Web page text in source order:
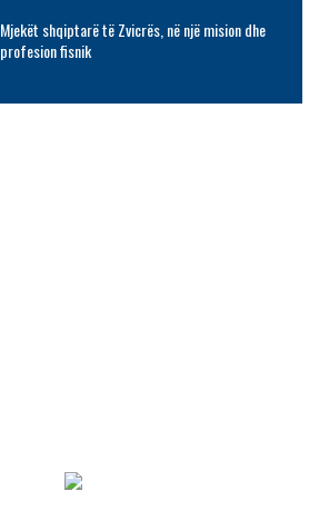
Mjekët shqiptarë të Zvicrës, në një mision dhe
profesion fisnik